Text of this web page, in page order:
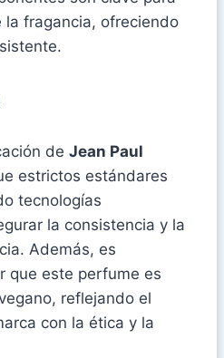
fragancia, ofreciendo
de Jean Paul
estrictos estándares
tecnologías
la consistencia y la
Además, es
que este perfume es
reflejando el
con la ética y la